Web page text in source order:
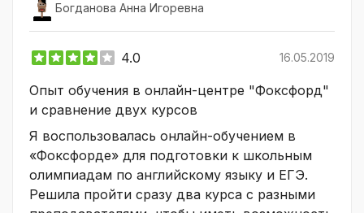
Богданова Анна Игоревна
4.0 16.05.2019
Опыт обучения в онлайн-центре "Фоксфорд"
и сравнение двух курсов
Я воспользовалась онлайн-обучением в
«Фоксфорде» для подготовки к школьным
олимпиадам по английскому языку и ЕГЭ.
Решила пройти сразу два курса с разными